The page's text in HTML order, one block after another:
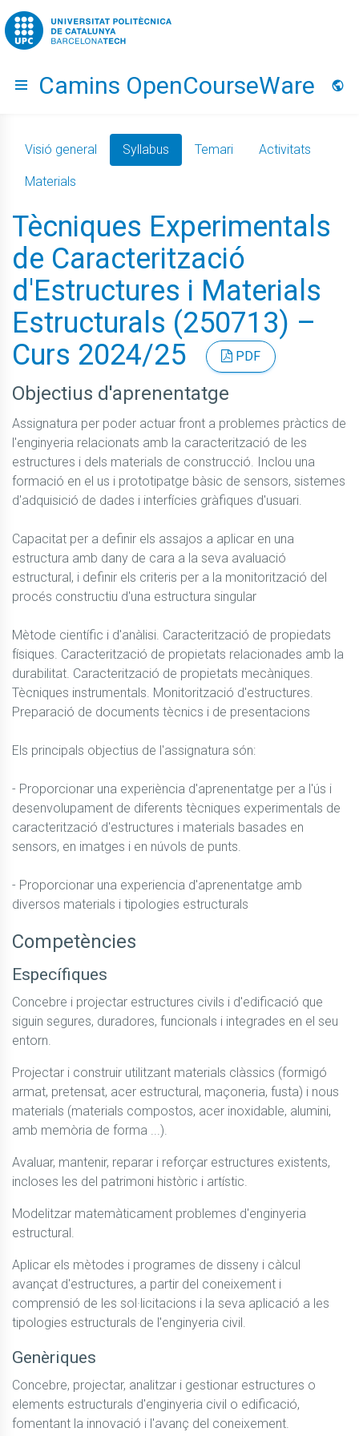
Go to upc.edu
Hide menu
Camins OpenCourseWare
Visió general Syllabus Temari Activitats
Materials
Tècniques Experimentals
de Caracterització
d'Estructures i Materials
Estructurals (250713) –
Curs 2024/25
PDF
Objectius d'aprenentatge
Assignatura per poder actuar front a problemes pràctics de
l'enginyeria relacionats amb la caracterització de les
estructures i dels materials de construcció. Inclou una
formació en el us i prototipatge bàsic de sensors, sistemes
d'adquisició de dades i interfícies gràfiques d'usuari.
Capacitat per a definir els assajos a aplicar en una
estructura amb dany de cara a la seva avaluació
estructural, i definir els criteris per a la monitorització del
procés constructiu d'una estructura singular
Mètode científic i d'anàlisi. Caracterització de propiedats
físiques. Caracterització de propietats relacionades amb la
durabilitat. Caracterització de propietats mecàniques.
Tècniques instrumentals. Monitorització d'estructures.
Preparació de documents tècnics i de presentacions
Els principals objectius de l'assignatura són:
- Proporcionar una experiència d'aprenentatge per a l'ús i
desenvolupament de diferents tècniques experimentals de
caracterització d'estructures i materials basades en
sensors, en imatges i en núvols de punts.
- Proporcionar una experiencia d'aprenentatge amb
diversos materials i tipologies estructurals
Competències
Específiques
Concebre i projectar estructures civils i d'edificació que
siguin segures, duradores, funcionals i integrades en el seu
entorn.
Projectar i construir utilitzant materials clàssics (formigó
armat, pretensat, acer estructural, maçoneria, fusta) i nous
materials (materials compostos, acer inoxidable, alumini,
amb memòria de forma ...).
Avaluar, mantenir, reparar i reforçar estructures existents,
incloses les del patrimoni històric i artístic.
Modelitzar matemàticament problemes d'enginyeria
estructural.
Aplicar els mètodes i programes de disseny i càlcul
avançat d'estructures, a partir del coneixement i
comprensió de les sol·licitacions i la seva aplicació a les
tipologies estructurals de l'enginyeria civil.
Genèriques
Concebre, projectar, analitzar i gestionar estructures o
elements estructurals d'enginyeria civil o edificació,
fomentant la innovació i l'avanç del coneixement.